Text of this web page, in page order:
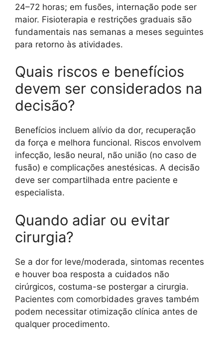
24–72 horas; em fusões, internação pode ser
maior. Fisioterapia e restrições graduais são
fundamentais nas semanas a meses seguintes
para retorno às atividades.
Quais riscos e benefícios
devem ser considerados na
decisão?
Benefícios incluem alívio da dor, recuperação
da força e melhora funcional. Riscos envolvem
infecção, lesão neural, não união (no caso de
fusão) e complicações anestésicas. A decisão
deve ser compartilhada entre paciente e
especialista.
Quando adiar ou evitar
cirurgia?
Se a dor for leve/moderada, sintomas recentes
e houver boa resposta a cuidados não
cirúrgicos, costuma-se postergar a cirurgia.
Pacientes com comorbidades graves também
podem necessitar otimização clínica antes de
qualquer procedimento.